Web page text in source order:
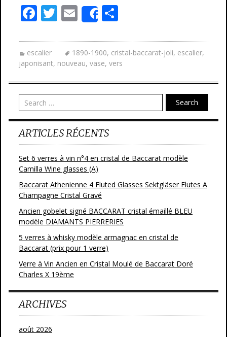
F
e
b
o
o
k
T
itt
er
E
m
ai
l
Share
ta
g
er
escalier 1890-1900, cristal-baccarat-joli, escalier,
japonisant, nouveau, vase, vers
Search
ARTICLES RÉCENTS
Set 6 verres à vin n°4 en cristal de Baccarat modèle
Camilla Wine glasses (A)
Baccarat Athenienne 4 Fluted Glasses Sektgläser Flutes A
Champagne Cristal Gravé
Ancien gobelet signé BACCARAT cristal émaillé BLEU
modèle DIAMANTS PIERRERIES
5 verres à whisky modèle armagnac en cristal de
Baccarat (prix pour 1 verre)
Verre à Vin Ancien en Cristal Moulé de Baccarat Doré
Charles X 19ème
ARCHIVES
août 2026